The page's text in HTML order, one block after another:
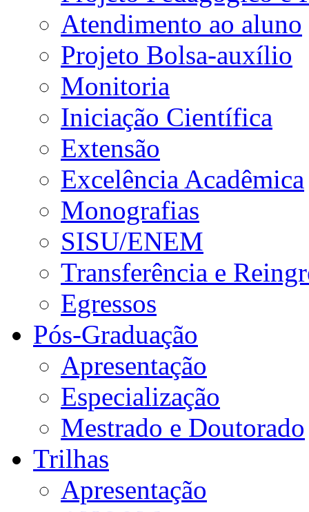
Atendimento ao aluno
Projeto Bolsa-auxílio
Monitoria
Iniciação Científica
Extensão
Excelência Acadêmica
Monografias
SISU/ENEM
Transferência e
Egressos
Pós-Graduação
Apresentação
Especialização
Mestrado e Doutorado
Trilhas
Apresentação